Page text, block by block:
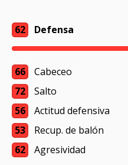
62 Defensa
66
Cabeceo
72
Salto
56
Actitud defensiva
53
Recup. de balón
62
Agresividad